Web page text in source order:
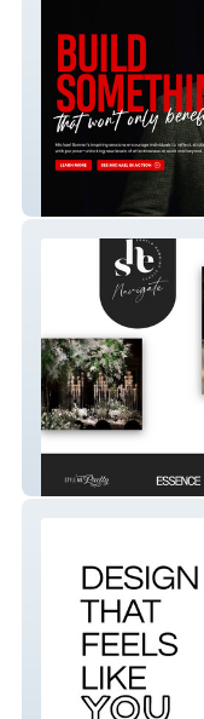
Michael Bonner
Shayla Hawkins